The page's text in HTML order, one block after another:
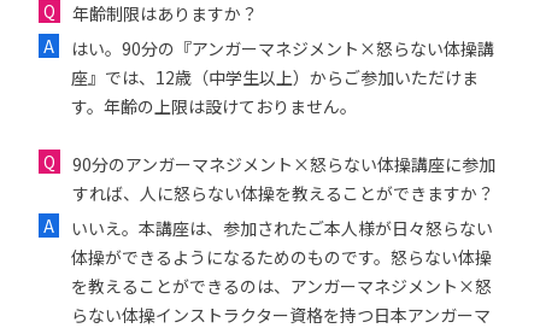
年齢制限はありますか？
はい。90分の『アンガーマネジメント×怒らない体操講
座』では、12歳（中学生以上）からご参加いただけま
す。年齢の上限は設けておりません。
90分のアンガーマネジメント×怒らない体操講座に参加
すれば、人に怒らない体操を教えることができますか？
いいえ。本講座は、参加されたご本人様が日々怒らない
体操ができるようになるためのものです。怒らない体操
を教えることができるのは、アンガーマネジメント×怒
らない体操インストラクター資格を持つ日本アンガーマ